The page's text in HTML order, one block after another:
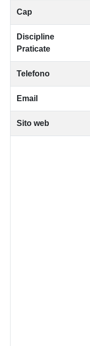
Cap
Discipline
Praticate
Telefono
Email
Sito web